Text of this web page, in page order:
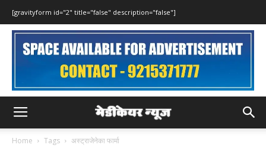
[gravityform id="2" title="false" description="false"]
Home Tags अस्ट्राजेनेका फार्मा